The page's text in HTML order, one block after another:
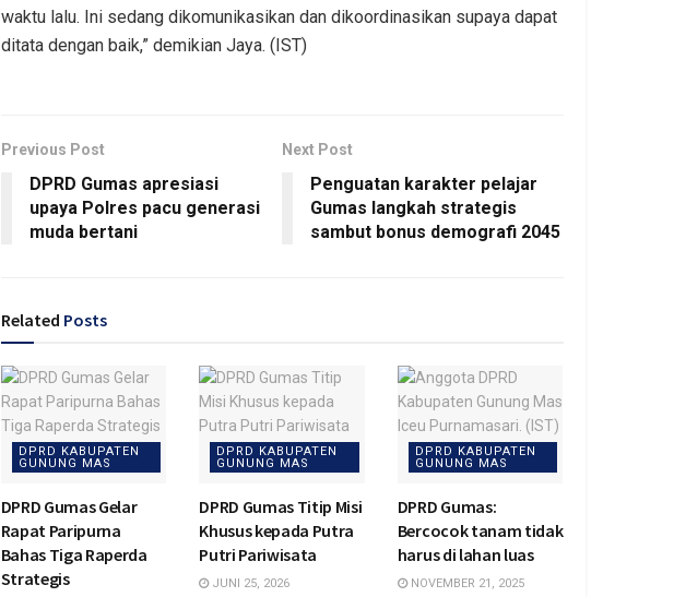
waktu lalu. Ini sedang dikomunikasikan dan dikoordinasikan supaya dapat
ditata dengan baik,” demikian Jaya. (IST)
Previous Post
DPRD Gumas apresiasi
upaya Polres pacu generasi
muda bertani
Next Post
Penguatan karakter pelajar
Gumas langkah strategis
sambut bonus demografi 2045
Related Posts
DPRD KABUPATEN
GUNUNG MAS
DPRD Gumas Gelar
Rapat Paripurna
Bahas Tiga Raperda
Strategis
DPRD KABUPATEN
GUNUNG MAS
DPRD Gumas Titip Misi
Khusus kepada Putra
Putri Pariwisata
JUNI 25, 2026
DPRD KABUPATEN
GUNUNG MAS
DPRD Gumas:
Bercocok tanam tidak
harus di lahan luas
NOVEMBER 21, 2025